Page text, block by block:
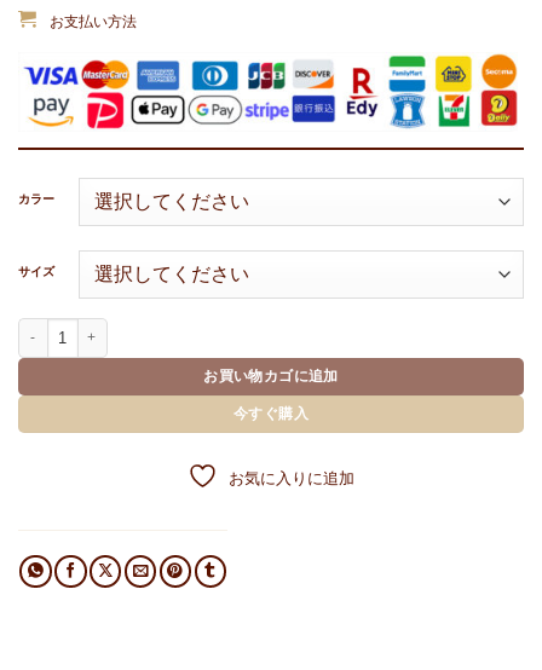
お支払い方法
カラー
サイズ
WOMEN’S CLASSY CREST FIT DRESS個
お買い物カゴに追加
今すぐ購入
お気に入りに追加